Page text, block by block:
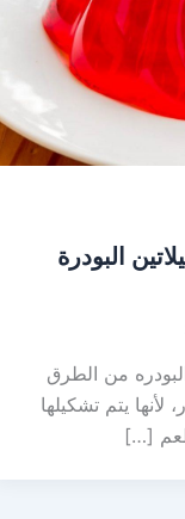
البودرة
من الطرق
لأنها يتم تشكيلها
[…]